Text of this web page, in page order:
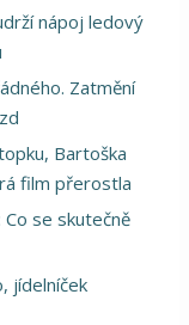
nápoj ledový
Zatmění
Bartoška
film přerostla
se skutečně
jídelníček